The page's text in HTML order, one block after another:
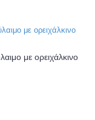
με ορειχάλκινο